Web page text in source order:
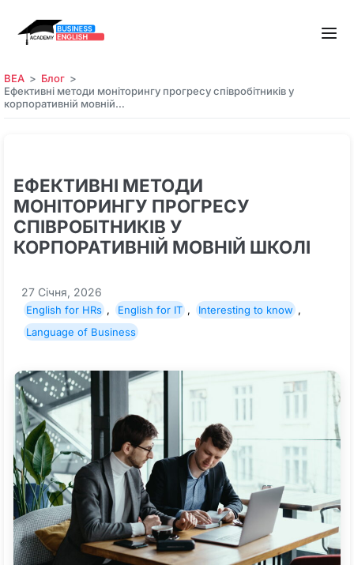
BEA
Блог
Ефективні методи моніторингу прогресу співробітників у
корпоративній мовній…
ЕФЕКТИВНІ МЕТОДИ
МОНІТОРИНГУ ПРОГРЕСУ
СПІВРОБІТНИКІВ У
КОРПОРАТИВНІЙ МОВНІЙ ШКОЛІ
27 Січня, 2026
English for HRs , English for IT , Interesting to know ,
Language of Business